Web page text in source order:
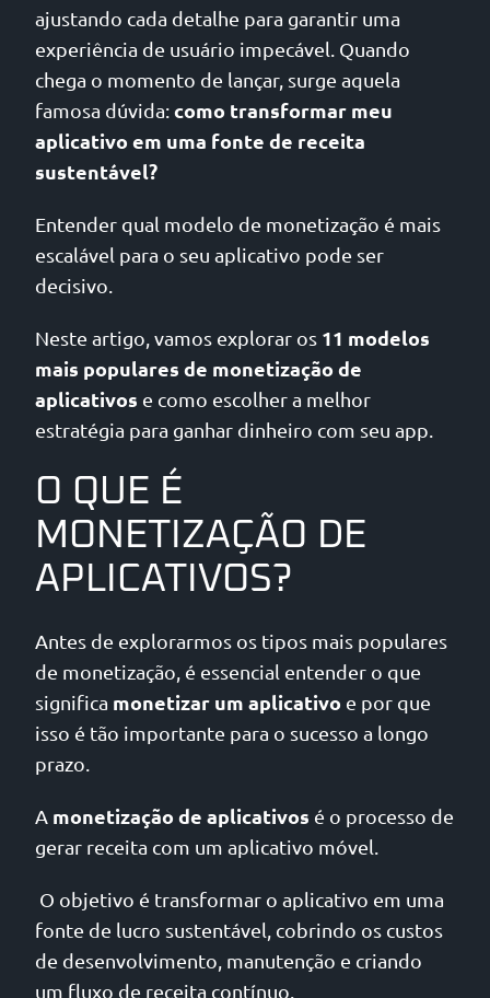
ajustando cada detalhe para garantir uma
experiência de usuário impecável. Quando
chega o momento de lançar, surge aquela
famosa dúvida:como transformar meu
aplicativo em uma fonte de receita
sustentável?
Entender qual modelo de monetização é mais
escalável para o seu aplicativo pode ser
decisivo.
Neste artigo, vamos explorar os 11 modelos
mais populares de monetização de
aplicativos e como escolher a melhor
estratégia para ganhar dinheiro com seu app.
O QUE É
MONETIZAÇÃO DE
APLICATIVOS?
Antes de explorarmos os tipos mais populares
de monetização, é essencial entender o que
significa monetizar um aplicativo e por que
isso é tão importante para o sucesso a longo
prazo.
A monetização de aplicativos é o processo de
gerar receita com um aplicativo móvel.
O objetivo é transformar o aplicativo em uma
fonte de lucro sustentável, cobrindo os custos
de desenvolvimento, manutenção e criando
um fluxo de receita contínuo.